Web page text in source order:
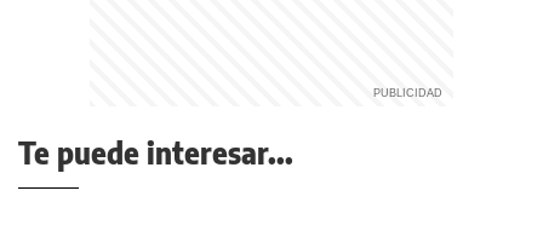
Te puede interesar...